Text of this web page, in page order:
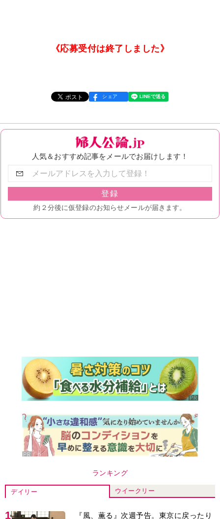
《応募受付は終了しました》
シェア
ランキング
デイリー ウイークリー
『風、薫る』次週予告。東京に戻ったり
ん。シマケンと横沢が遭遇。「好きで
2
『Tシャツが乾くまで』“ちょっと残念な
を演じるのは、齋藤飛鳥さん＜キャスト